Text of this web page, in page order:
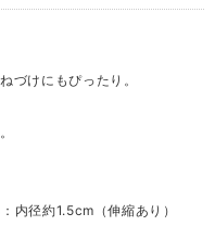
づけにもぴったり。
内径約1.5cm（伸縮あり）